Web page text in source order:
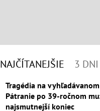
NAJČÍTANEJŠIE 3 DNI
Tragédia na
Pátranie po 39-ročnom
najsmutnejší koniec